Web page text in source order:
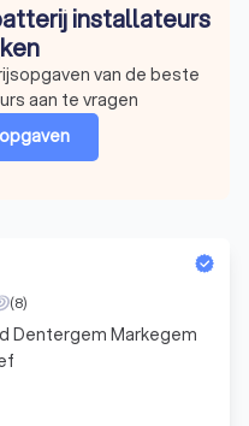
installateurs
van de beste
aan te vragen
(8)
Dentergem Markegem